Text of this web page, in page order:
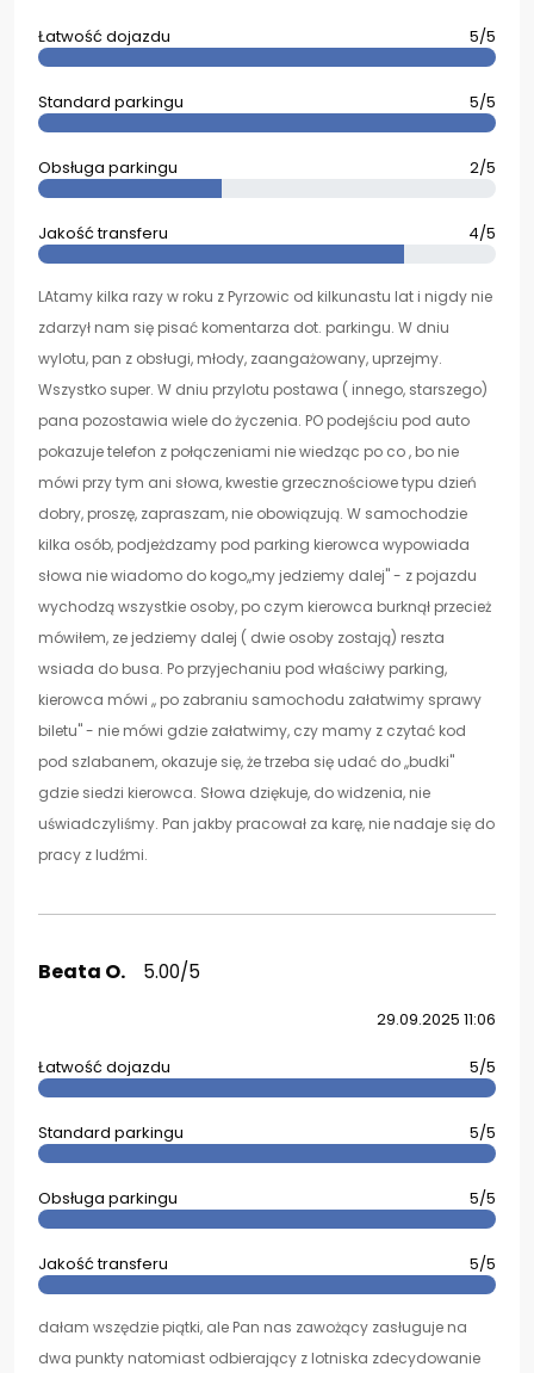
Łatwość dojazdu 5/5
Standard parkingu 5/5
Obsługa parkingu 2/5
Jakość transferu 4/5
LAtamy kilka razy w roku z Pyrzowic od kilkunastu lat i nigdy nie
zdarzył nam się pisać komentarza dot. parkingu. W dniu
wylotu, pan z obsługi, młody, zaangażowany, uprzejmy.
Wszystko super. W dniu przylotu postawa ( innego, starszego)
pana pozostawia wiele do życzenia. PO podejściu pod auto
pokazuje telefon z połączeniami nie wiedząc po co , bo nie
mówi przy tym ani słowa, kwestie grzecznościowe typu dzień
dobry, proszę, zapraszam, nie obowiązują. W samochodzie
kilka osób, podjeżdzamy pod parking kierowca wypowiada
słowa nie wiadomo do kogo,,my jedziemy dalej" - z pojazdu
wychodzą wszystkie osoby, po czym kierowca burknął przecież
mówiłem, ze jedziemy dalej ( dwie osoby zostają) reszta
wsiada do busa. Po przyjechaniu pod właściwy parking,
kierowca mówi ,, po zabraniu samochodu załatwimy sprawy
biletu" - nie mówi gdzie załatwimy, czy mamy z czytać kod
pod szlabanem, okazuje się, że trzeba się udać do ,,budki"
gdzie siedzi kierowca. Słowa dziękuje, do widzenia, nie
uświadczyliśmy. Pan jakby pracował za karę, nie nadaje się do
pracy z ludźmi.
Beata O. 5.00/5
29.09.2025 11:06
Łatwość dojazdu 5/5
Standard parkingu 5/5
Obsługa parkingu 5/5
Jakość transferu 5/5
dałam wszędzie piątki, ale Pan nas zawożący zasługuje na
dwa punkty natomiast odbierający z lotniska zdecydowanie